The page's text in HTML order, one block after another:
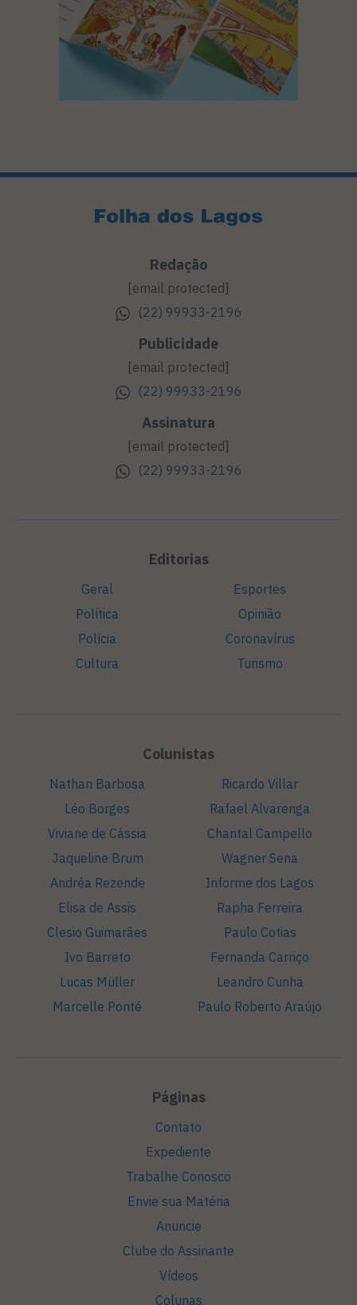
Redação
[email protected]
(22) 99933-2196
Publicidade
[email protected]
(22) 99933-2196
Assinatura
[email protected]
(22) 99933-2196
Editorias
Geral
Política
Polícia
Cultura
Esportes
Opinião
Coronavírus
Turismo
Colunistas
Nathan Barbosa
Léo Borges
Viviane de Cássia
Jaqueline Brum
Andréa Rezende
Elisa de Assis
Clesio Guimarães
Ivo Barreto
Lucas Müller
Marcelle Ponté
Ricardo Villar
Rafael Alvarenga
Chantal Campello
Wagner Sena
Informe dos Lagos
Rapha Ferreira
Paulo Cotias
Fernanda Carriço
Leandro Cunha
Paulo Roberto Araújo
Páginas
Contato
Expediente
Trabalhe Conosco
Envie sua Matéria
Anuncie
Clube do Assinante
Vídeos
Colunas